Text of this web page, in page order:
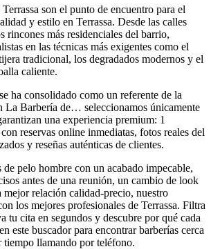
son el punto de encuentro para el
y estilo en Terrassa. Desde las calles
rincones más residenciales del barrio,
en las técnicas más exigentes como el
tradicional, los degradados modernos y el
caliente.
ha consolidado como un referente de la
La Barbería de… seleccionamos únicamente
una experiencia premium: 1
reservas online inmediatas, fotos reales del
y reseñas auténticas de clientes.
de pelo hombre con un acabado impecable,
antes de una reunión, un cambio de look
mejor relación calidad-precio, nuestro
los mejores profesionales de Terrassa. Filtra
tu cita en segundos y descubre por qué cada
este buscador para encontrar barberías cerca
tiempo llamando por teléfono.